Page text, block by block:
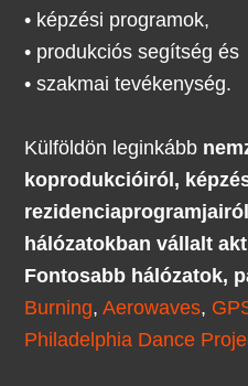
• képzési programok,
• produkciós segítség és
• szakmai tevékenység.
Külföldön leginkább
koprodukcióiról,
rezidenciaprogramjairól
hálózatokban vállalt
Fontosabb hálózatok,
Burning,Aerowaves,
Philadelphia Dance